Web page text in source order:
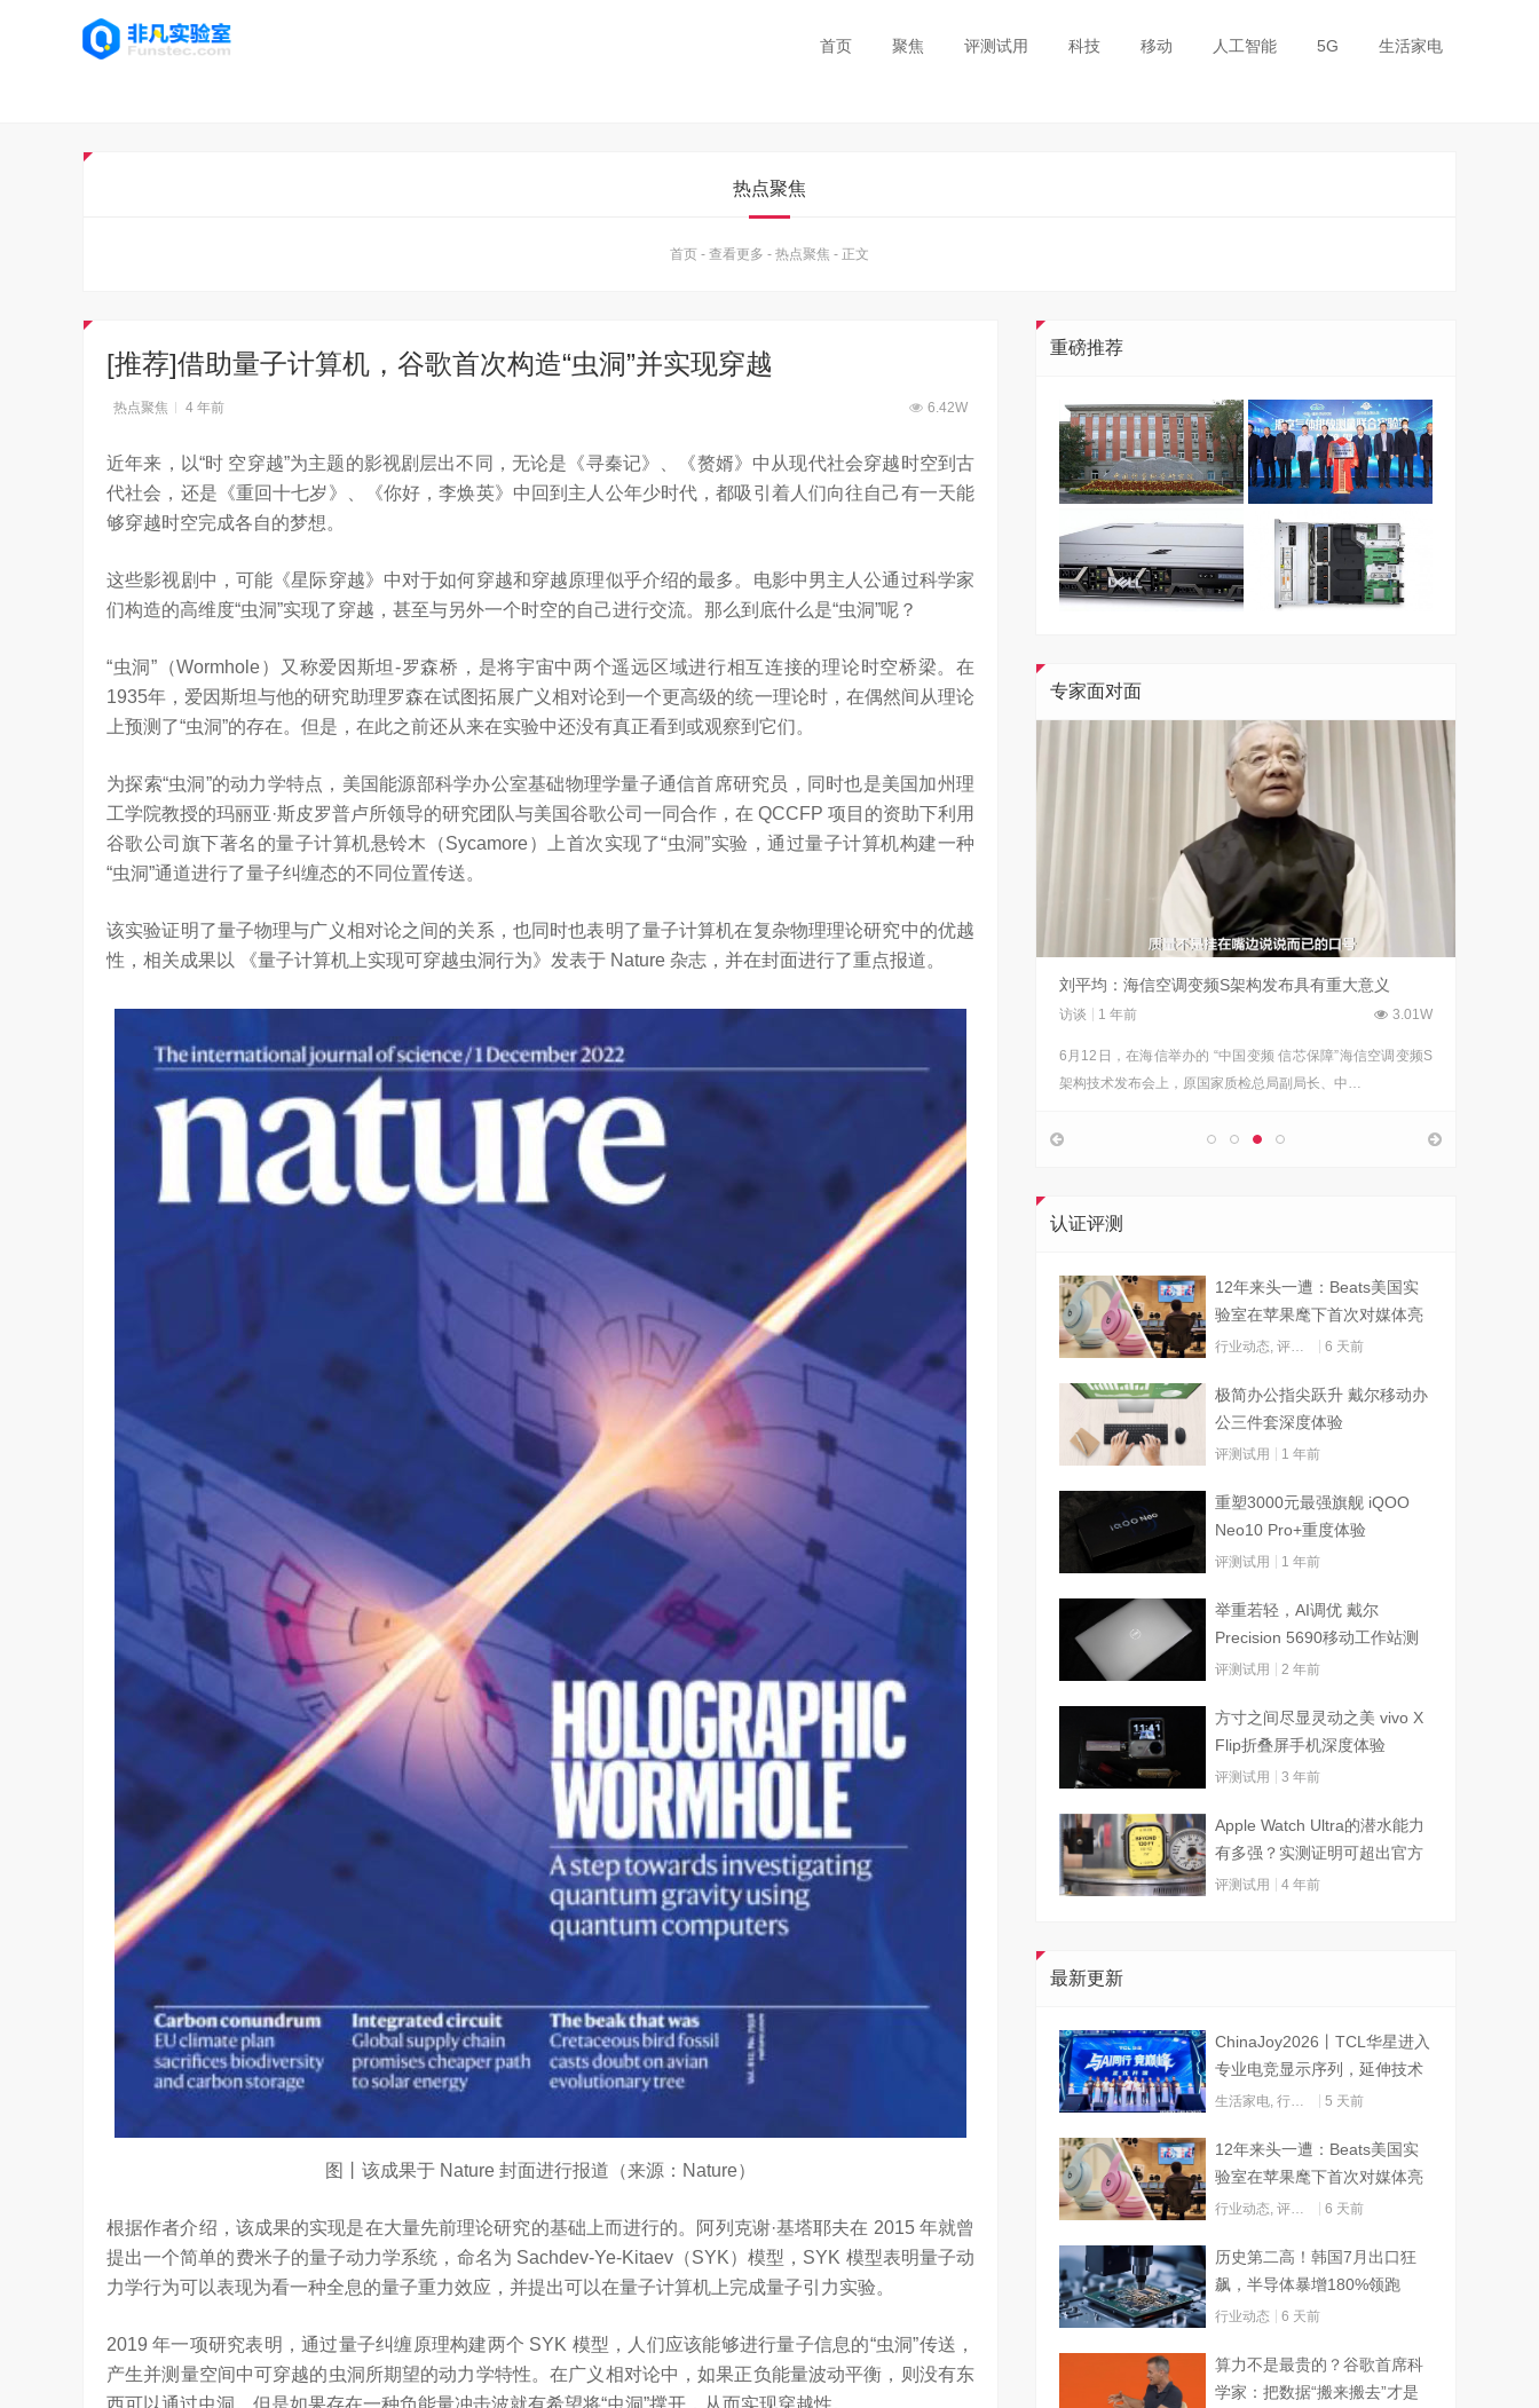
首页 聚焦 评测试用 科技 移动 人工智能 5G 生活家电
热点聚焦
首页 - 查看更多 - 热点聚焦 - 正文
[推荐]借助量子计算机，谷歌首次构造“虫洞”并实现穿越
热点聚焦 4 年前 6.42W
近年来，以“时 空穿越”为主题的影视剧层出不同，无论是《寻秦记》、《赘婿》中从现代社会穿越时空到古
代社会，还是《重回十七岁》、《你好，李焕英》中回到主人公年少时代，都吸引着人们向往自己有一天能
够穿越时空完成各自的梦想。
这些影视剧中，可能《星际穿越》中对于如何穿越和穿越原理似乎介绍的最多。电影中男主人公通过科学家
们构造的高维度“虫洞”实现了穿越，甚至与另外一个时空的自己进行交流。那么到底什么是“虫洞”呢？
“虫洞”（Wormhole）又称爱因斯坦-罗森桥，是将宇宙中两个遥远区域进行相互连接的理论时空桥梁。在
1935年，爱因斯坦与他的研究助理罗森在试图拓展广义相对论到一个更高级的统一理论时，在偶然间从理论
上预测了“虫洞”的存在。但是，在此之前还从来在实验中还没有真正看到或观察到它们。
为探索“虫洞”的动力学特点，美国能源部科学办公室基础物理学量子通信首席研究员，同时也是美国加州理
工学院教授的玛丽亚·斯皮罗普卢所领导的研究团队与美国谷歌公司一同合作，在 QCCFP 项目的资助下利用
谷歌公司旗下著名的量子计算机悬铃木（Sycamore）上首次实现了“虫洞”实验，通过量子计算机构建一种
“虫洞”通道进行了量子纠缠态的不同位置传送。
该实验证明了量子物理与广义相对论之间的关系，也同时也表明了量子计算机在复杂物理理论研究中的优越
性，相关成果以 《量子计算机上实现可穿越虫洞行为》发表于 Nature 杂志，并在封面进行了重点报道。
图丨该成果于 Nature 封面进行报道（来源：Nature）
根据作者介绍，该成果的实现是在大量先前理论研究的基础上而进行的。阿列克谢·基塔耶夫在 2015 年就曾
提出一个简单的费米子的量子动力学系统，命名为 Sachdev-Ye-Kitaev（SYK）模型，SYK 模型表明量子动
力学行为可以表现为看一种全息的量子重力效应，并提出可以在量子计算机上完成量子引力实验。
2019 年一项研究表明，通过量子纠缠原理构建两个 SYK 模型，人们应该能够进行量子信息的“虫洞”传送，
产生并测量空间中可穿越的虫洞所期望的动力学特性。在广义相对论中，如果正负能量波动平衡，则没有东
西可以通过虫洞。但是如果存在一种负能量冲击波就有希望将“虫洞”撑开，从而实现穿越性。
重磅推荐
专家面对面
3.25W
，体现了海信在变频技术上
访谈 6 天前 7.38K
Google首席科学家Jeff Dean近日在YC Startup School 2026
访谈 2 月前
刘平均：海信空调变频S架构发布具有重大意义
访谈 1 年前 3.01W
6月12日，在海信举办的 “中国变频 信芯保障”海信空调变频S
架构技术发布会上，原国家质检总局副局长、中…
认证评测
12年来头一遭：Beats美国实
验室在苹果麾下首次对媒体亮
灯
行业动态 评测试用 6 天前
极简办公指尖跃升 戴尔移动办
公三件套深度体验
评测试用 1 年前
重塑3000元最强旗舰 iQOO
Neo10 Pro+重度体验
评测试用 1 年前
举重若轻，AI调优 戴尔
Precision 5690移动工作站测
试
评测试用 2 年前
方寸之间尽显灵动之美 vivo X
Flip折叠屏手机深度体验
评测试用 3 年前
Apple Watch Ultra的潜水能力
有多强？实测证明可超出官方
标称值
评测试用 4 年前
最新更新
ChinaJoy2026丨TCL华星进入
专业电竞显示序列，延伸技术
边界赋能AI算力
生活家电 行业动态 5 天前
12年来头一遭：Beats美国实
验室在苹果麾下首次对媒体亮
灯
行业动态 评测试用 6 天前
历史第二高！韩国7月出口狂
飙，半导体暴增180%领跑
行业动态 6 天前
算力不是最贵的？谷歌首席科
学家：把数据“搬来搬去”才是